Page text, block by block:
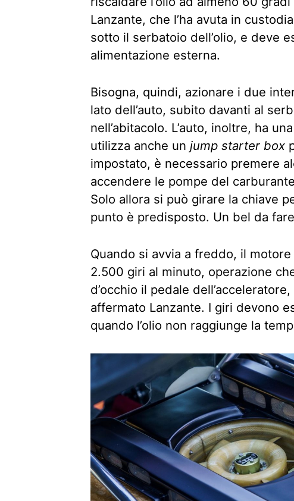
Lanzante, che l’ha avuta in
sotto il serbatoio dell’olio, e deve
alimentazione esterna.
Bisogna, quindi, azionare i due
lato dell’auto, subito davanti al
nell’abitacolo. L’auto, inoltre, ha
utilizza anche un jump starter box
impostato, è necessario premere
accendere le pompe del
Solo allora si può girare la chiave
punto è predisposto. Un bel da
Quando si avvia a freddo, il
2.500 giri al minuto, operazione
d’occhio il pedale
affermato Lanzante. I giri devono
quando l’olio non raggiunge la